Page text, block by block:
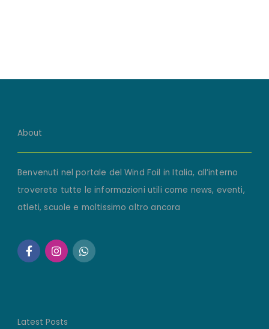
About
Benvenuti nel portale del Wind Foil in Italia, all’interno
troverete tutte le informazioni utili come news, eventi,
atleti, scuole e moltissimo altro ancora
Latest Posts